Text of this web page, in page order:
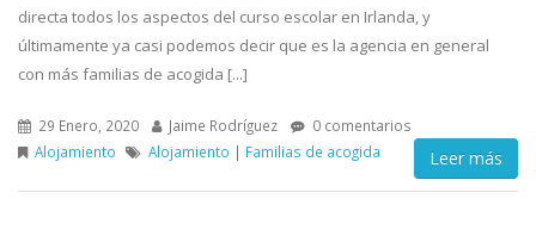
directa todos los aspectos del curso escolar en Irlanda, y
últimamente ya casi podemos decir que es la agencia en general
con más familias de acogida [...]
29 Enero, 2020 Jaime Rodríguez
0 comentarios
Alojamiento
Alojamiento | Familias de acogida Leer más